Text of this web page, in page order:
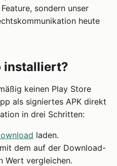
sondern unser
heute
installiert?
keinen Play Store
als signiertes APK direkt
in drei Schritten:
laden.
dem auf der Download-
Wert vergleichen.